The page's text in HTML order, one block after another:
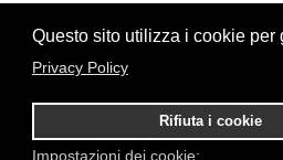
Questo sito utilizza i cookie
Privacy Policy
Rifiuta i cookie
Impostazioni dei cookie: